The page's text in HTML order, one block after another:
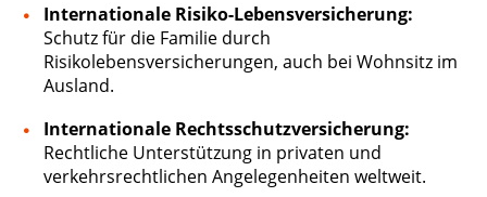
Internationale Risiko-Lebensversicherung:
Schutz für die Familie durch
Risikolebensversicherungen, auch bei Wohnsitz im
Ausland.
Internationale Rechtsschutzversicherung:
Rechtliche Unterstützung in privaten und
verkehrsrechtlichen Angelegenheiten weltweit.